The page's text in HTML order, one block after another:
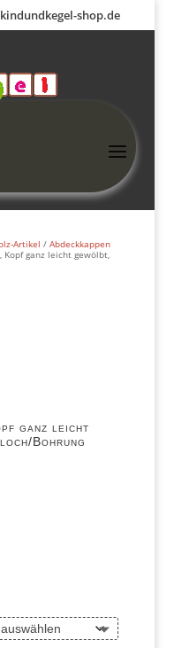
shop.de
Artikel / Abdeckkappen
ganz leicht gewölbt,
ganz leicht
Bohrung